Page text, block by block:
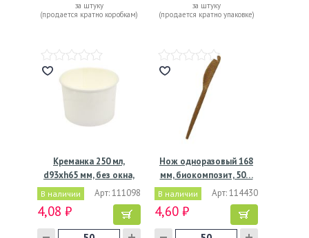
за штуку
(продается кратно коробкам)
за штуку
(продается кратно упаковке)
Креманка 250 мл,
d93хh65 мм, без окна,
без…
В наличии Арт: 111098
4,08 ₽
Нож одноразовый 168
мм, биокомпозит, 50…
В наличии Арт: 114430
4,60 ₽